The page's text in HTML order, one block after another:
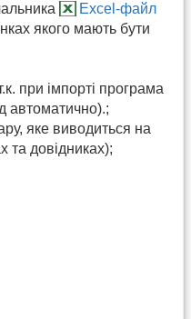
Excel-файл
якого мають бути
при імпорті програма
автоматично).;
яке виводиться на
та довідниках);